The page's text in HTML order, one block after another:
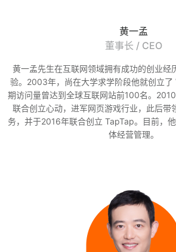
黄一孟
董事长 / CEO
黄一孟先生在互联网领域拥有成功的创业经
验。2003年，尚在大学求学阶段他就创立了
期访问量曾达到全球互联网站前100名。
联合创立心动，进军网页游戏行业，此后带
务，并于2016年联合创立 TapTap。目前，
体经营管理。